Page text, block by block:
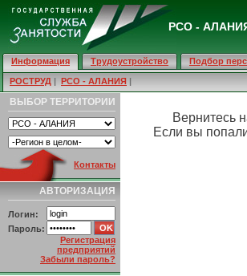
Информация Трудоустройство Подбор
РОСТРУД | РСО - АЛАНИЯ |
РСО -
ВЫБОР ТЕРРИТОРИИ
Контакты
АВТОРИЗАЦИЯ
Логин:
Пароль:
Регистрация
предприятий
Забыли пароль?
НОВОСТИ ПОРТАЛА
Умер основатель
портала
Трудинфо.RU
Вернитесь
Если вы